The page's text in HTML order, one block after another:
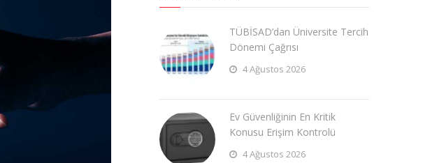
TÜBİSAD’dan Üniversite Tercih
Dönemi Çağrısı
4 Ağustos 2026
Ev Güvenliğinin En Kritik
Konusu Erişim Kontrolü
4 Ağustos 2026